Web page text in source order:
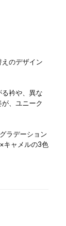
のデザイン
衿や、異な
、ユニーク
ラデーション
キャメルの3色